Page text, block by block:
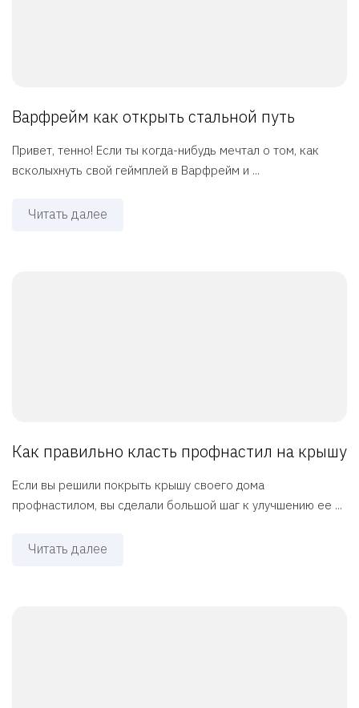
Варфрейм как открыть стальной путь
Привет, тенно! Если ты когда-нибудь мечтал о том, как
всколыхнуть свой геймплей в Варфрейм и ...
Читать далее
Как правильно класть профнастил на крышу
Если вы решили покрыть крышу своего дома
профнастилом, вы сделали большой шаг к улучшению ее ...
Читать далее